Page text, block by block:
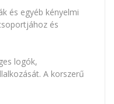
és egyéb kényelmi
és
logók,
A korszerű